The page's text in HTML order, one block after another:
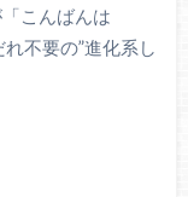
こんばんは
不要の”進化系し